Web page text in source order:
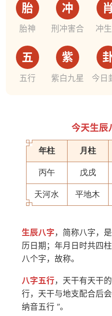
胎
胎神
冲
刑冲害合
肖
冲
五
五行
紫
紫白九星 今日
今天生辰
年柱 月柱
丙午 戊戌
天河水 平地木
生辰八字 ，简称八字，
历日期；年月日时共四
八个字，故称。
八字五行 ，天干有天干
行，天干与地支配合后
纳音五行 ”。